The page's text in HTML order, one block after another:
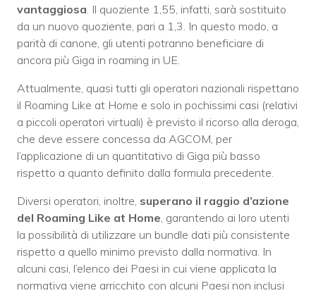
vantaggiosa . Il quoziente 1,55, infatti, sarà sostituito
da un nuovo quoziente, pari a 1,3. In questo modo, a
parità di canone, gli utenti potranno beneficiare di
ancora più Giga in roaming in UE.
Attualmente, quasi tutti gli operatori nazionali rispettano
il Roaming Like at Home e solo in pochissimi casi (relativi
a piccoli operatori virtuali) è previsto il ricorso alla deroga,
che deve essere concessa da AGCOM, per
l’applicazione di un quantitativo di Giga più basso
rispetto a quanto definito dalla formula precedente.
Diversi operatori, inoltre, superano il raggio d’azione
del Roaming Like at Home , garantendo ai loro utenti
la possibilità di utilizzare un bundle dati più consistente
rispetto a quello minimo previsto dalla normativa. In
alcuni casi, l’elenco dei Paesi in cui viene applicata la
normativa viene arricchito con alcuni Paesi non inclusi